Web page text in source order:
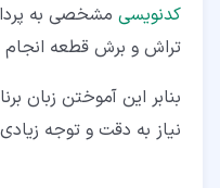
کدنویسی مشخصی به
تراش و برش قطعه
بنابر این آموختن زبان
نیاز به دقت و توجه